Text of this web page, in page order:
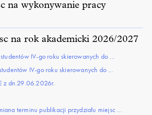
na wykonywanie pracy
na rok akademicki 2026/2027
IV-go roku skierowanych do ...
IV-go roku skierowanych do ...
z dn.29.06.2026r.
terminu publikacji przydziału miejsc ...